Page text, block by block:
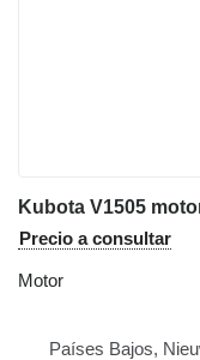
Kubota V1505
Precio a consultar
Motor
Países Bajos,